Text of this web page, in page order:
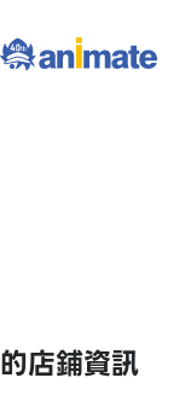
的店鋪資訊